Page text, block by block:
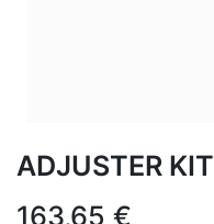
ADJUSTER KIT
163,65 €